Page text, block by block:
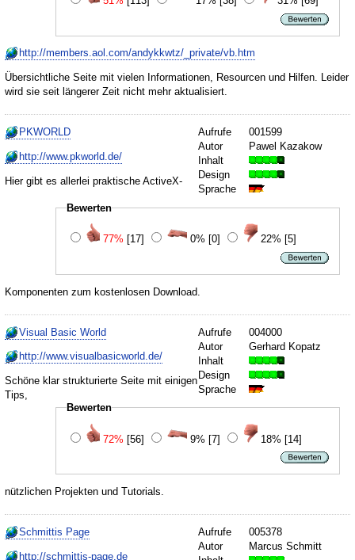
http://members.aol.com/andykkwtz/_private/vb.htm
Übersichtliche Seite mit vielen Informationen, Resourcen und Hilfen. Leider
wird sie seit längerer Zeit nicht mehr aktualisiert.
Aufrufe
001599
Autor
Pawel Kazakow
Inhalt
Design
Sprache
Bewerten
77% [17] 0% [0] 22% [5]
PKWORLD
http://www.pkworld.de/
Hier gibt es allerlei praktische ActiveX-
Komponenten zum kostenlosen Download.
Aufrufe
004000
Autor
Gerhard Kopatz
Inhalt
Design
Sprache
Bewerten
72% [56] 9% [7] 18% [14]
Visual Basic World
http://www.visualbasicworld.de/
Schöne klar strukturierte Seite mit einigen
Tips,
nützlichen Projekten und Tutorials.
Aufrufe
005378
Autor
Marcus Schmitt
Schmittis Page
http://schmittis-page.de